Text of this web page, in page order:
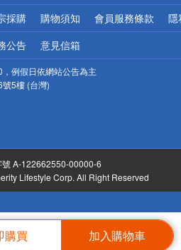
購買 加入購物車
採購 購物須知 會員服務條款 隱
公告 意見信箱
例假日依網站公告為主
5樓 (台灣)
A-122662550-00000-6
Lifestyle Corp. All Right Reserved